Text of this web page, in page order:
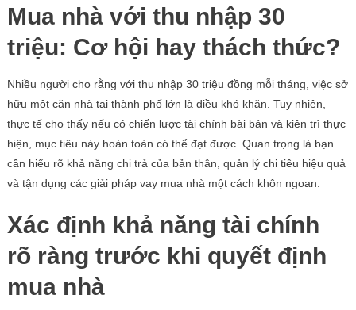
Mua nhà với thu nhập 30
triệu: Cơ hội hay thách thức?
Nhiều người cho rằng với thu nhập 30 triệu đồng mỗi tháng, việc sở
hữu một căn nhà tại thành phố lớn là điều khó khăn. Tuy nhiên,
thực tế cho thấy nếu có chiến lược tài chính bài bản và kiên trì thực
hiện, mục tiêu này hoàn toàn có thể đạt được. Quan trọng là bạn
cần hiểu rõ khả năng chi trả của bản thân, quản lý chi tiêu hiệu quả
và tận dụng các giải pháp vay mua nhà một cách khôn ngoan.
Xác định khả năng tài chính
rõ ràng trước khi quyết định
mua nhà